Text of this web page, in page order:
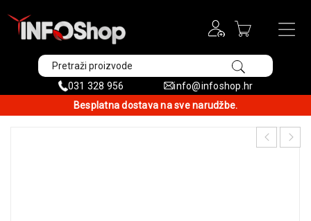
031 328 956
info@infoshop.hr
Besplatna dostava na sve narudžbe.